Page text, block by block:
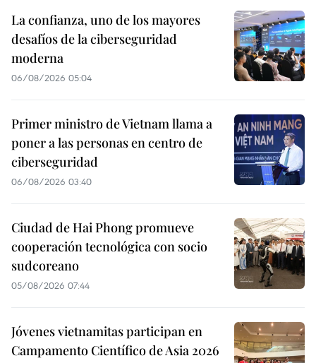
La confianza, uno de los mayores
desafíos de la ciberseguridad
moderna
06/08/2026 05:04
Primer ministro de Vietnam llama a
poner a las personas en centro de
ciberseguridad
06/08/2026 03:40
Ciudad de Hai Phong promueve
cooperación tecnológica con socio
sudcoreano
05/08/2026 07:44
Jóvenes vietnamitas participan en
Campamento Científico de Asia 2026